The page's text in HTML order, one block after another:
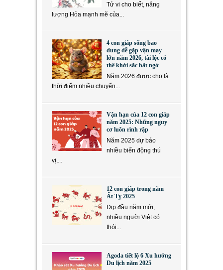
Tử vi cho biết, năng
lượng Hỏa mạnh mẽ của...
4 con giáp sống bao
dung dễ gặp vận may
lớn năm 2026, tài lộc có
thể khởi sắc bất ngờ
Năm 2026 được cho là
thời điểm nhiều chuyển...
Vận hạn của 12 con giáp
năm 2025: Những nguy
cơ luôn rình rập
Năm 2025 dự báo
nhiều biến động thú
vị,...
12 con giáp trong năm
Ất Tỵ 2025
Dịp đầu năm mới,
nhiều người Việt có
thói...
Agoda tiết lộ 6 Xu hướng
Du lịch năm 2025